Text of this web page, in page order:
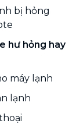
bị hỏng
hư hỏng hay
máy lạnh
lạnh